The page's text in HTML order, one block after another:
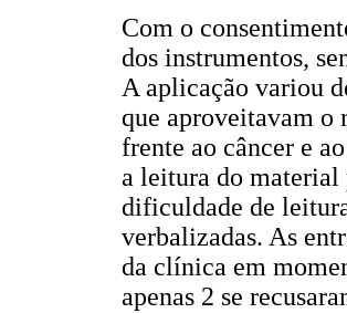
Com o
dos instrumentos,
A aplicação variou
que aproveitavam o
frente ao câncer e
a leitura do material
dificuldade de
verbalizadas. As
da clínica em
apenas 2 se